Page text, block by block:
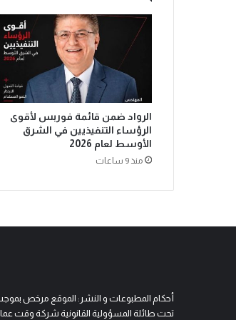
الرواد ضمن قائمة فوربس لأقوى
الرؤساء التنفيذيين في الشرق
الأوسط لعام 2026
منذ 9 ساعات
أحكام المطبوعات و النشر: الموقع مرخص بموجب
تحت طائلة المسؤولية القانونية شركة وقت عمان